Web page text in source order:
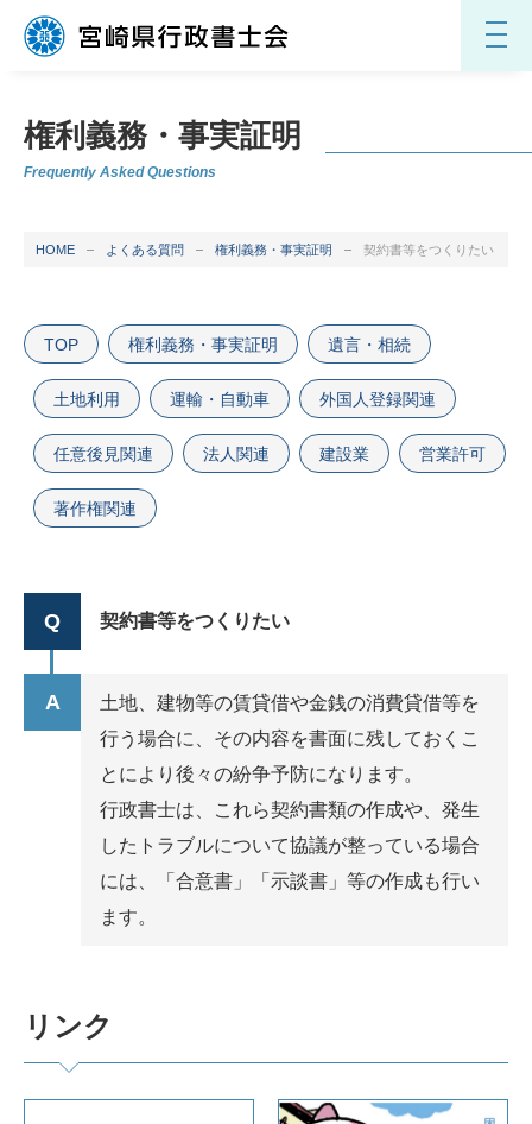
権利義務・事実証明
Frequently Asked Questions
HOME よくある質問 権利義務・事実証明 契約書等をつくりたい
TOP 権利義務・事実証明 遺言・相続
土地利用 運輸・自動車 外国人登録関連
任意後見関連 法人関連 建設業 営業許可
著作権関連
契約書等をつくりたい
土地、建物等の賃貸借や金銭の消費貸借等を
行う場合に、その内容を書面に残しておくこ
とにより後々の紛争予防になります。
行政書士は、これら契約書類の作成や、発生
したトラブルについて協議が整っている場合
には、「合意書」「示談書」等の作成も行い
ます。
リンク